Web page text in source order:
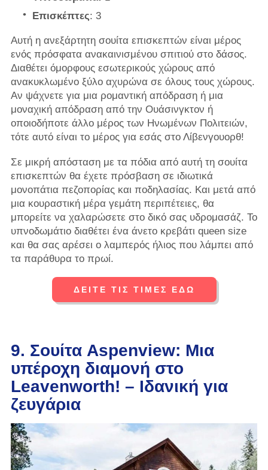
Επισκέπτες: 3
Αυτή η ανεξάρτητη σουίτα επισκεπτών είναι μέρος
ενός πρόσφατα ανακαινισμένου σπιτιού στο δάσος.
Διαθέτει όμορφους εσωτερικούς χώρους από
ανακυκλωμένο ξύλο αχυρώνα σε όλους τους χώρους.
Αν ψάχνετε για μια ρομαντική απόδραση ή μια
μοναχική απόδραση από την Ουάσινγκτον ή
οποιοδήποτε άλλο μέρος των Ηνωμένων Πολιτειών,
τότε αυτό είναι το μέρος για εσάς στο Λίβενγουορθ!
Σε μικρή απόσταση με τα πόδια από αυτή τη σουίτα
επισκεπτών θα έχετε πρόσβαση σε ιδιωτικά
μονοπάτια πεζοπορίας και ποδηλασίας. Και μετά από
μια κουραστική μέρα γεμάτη περιπέτειες, θα
μπορείτε να χαλαρώσετε στο δικό σας υδρομασάζ. Το
υπνοδωμάτιο διαθέτει ένα άνετο κρεβάτι queen size
και θα σας αρέσει ο λαμπερός ήλιος που λάμπει από
τα παράθυρα το πρωί.
ΔΕΙΤΕ ΤΙΣ ΤΙΜΕΣ ΕΔΩ
9. Σουίτα Aspenview: Μια
υπέροχη διαμονή στο
Leavenworth! – Ιδανική για
ζευγάρια